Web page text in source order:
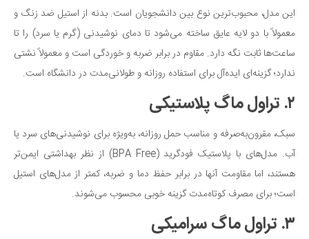
این مدل، محبوب‌ترین نوع بین دانشجویان است. بدنه از استیل ضد زنگ و
معمولاً با دو لایه عایق ساخته می‌شود تا دمای نوشیدنی (گرم یا سرد) را تا
ساعت‌ها ثابت نگه دارد. مقاوم در برابر ضربه و خوردگی است و معمولاً نشتی
ندارد؛ گزینه‌ای ایده‌آل برای استفاده روزانه و طولانی‌مدت در دانشگاه است.
۲. تراول ماگ پلاستیکی
سبک، مقرون‌به‌صرفه و مناسب حمل روزانه، به‌ویژه برای نوشیدنی‌های سرد یا
آب. مدل‌های با پلاستیک فودگرید (BPA Free) از نظر بهداشتی ایمن‌تر
هستند، اما مقاومت آنها در برابر حفظ دما و ضربه، کمتر از مدل‌های استیل
است؛ برای مصرف کوتاه‌مدت گزینه خوبی محسوب می‌شوند.
۳. تراول ماگ سرامیکی